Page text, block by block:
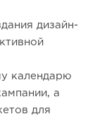
дизайн-
календарю
а
для